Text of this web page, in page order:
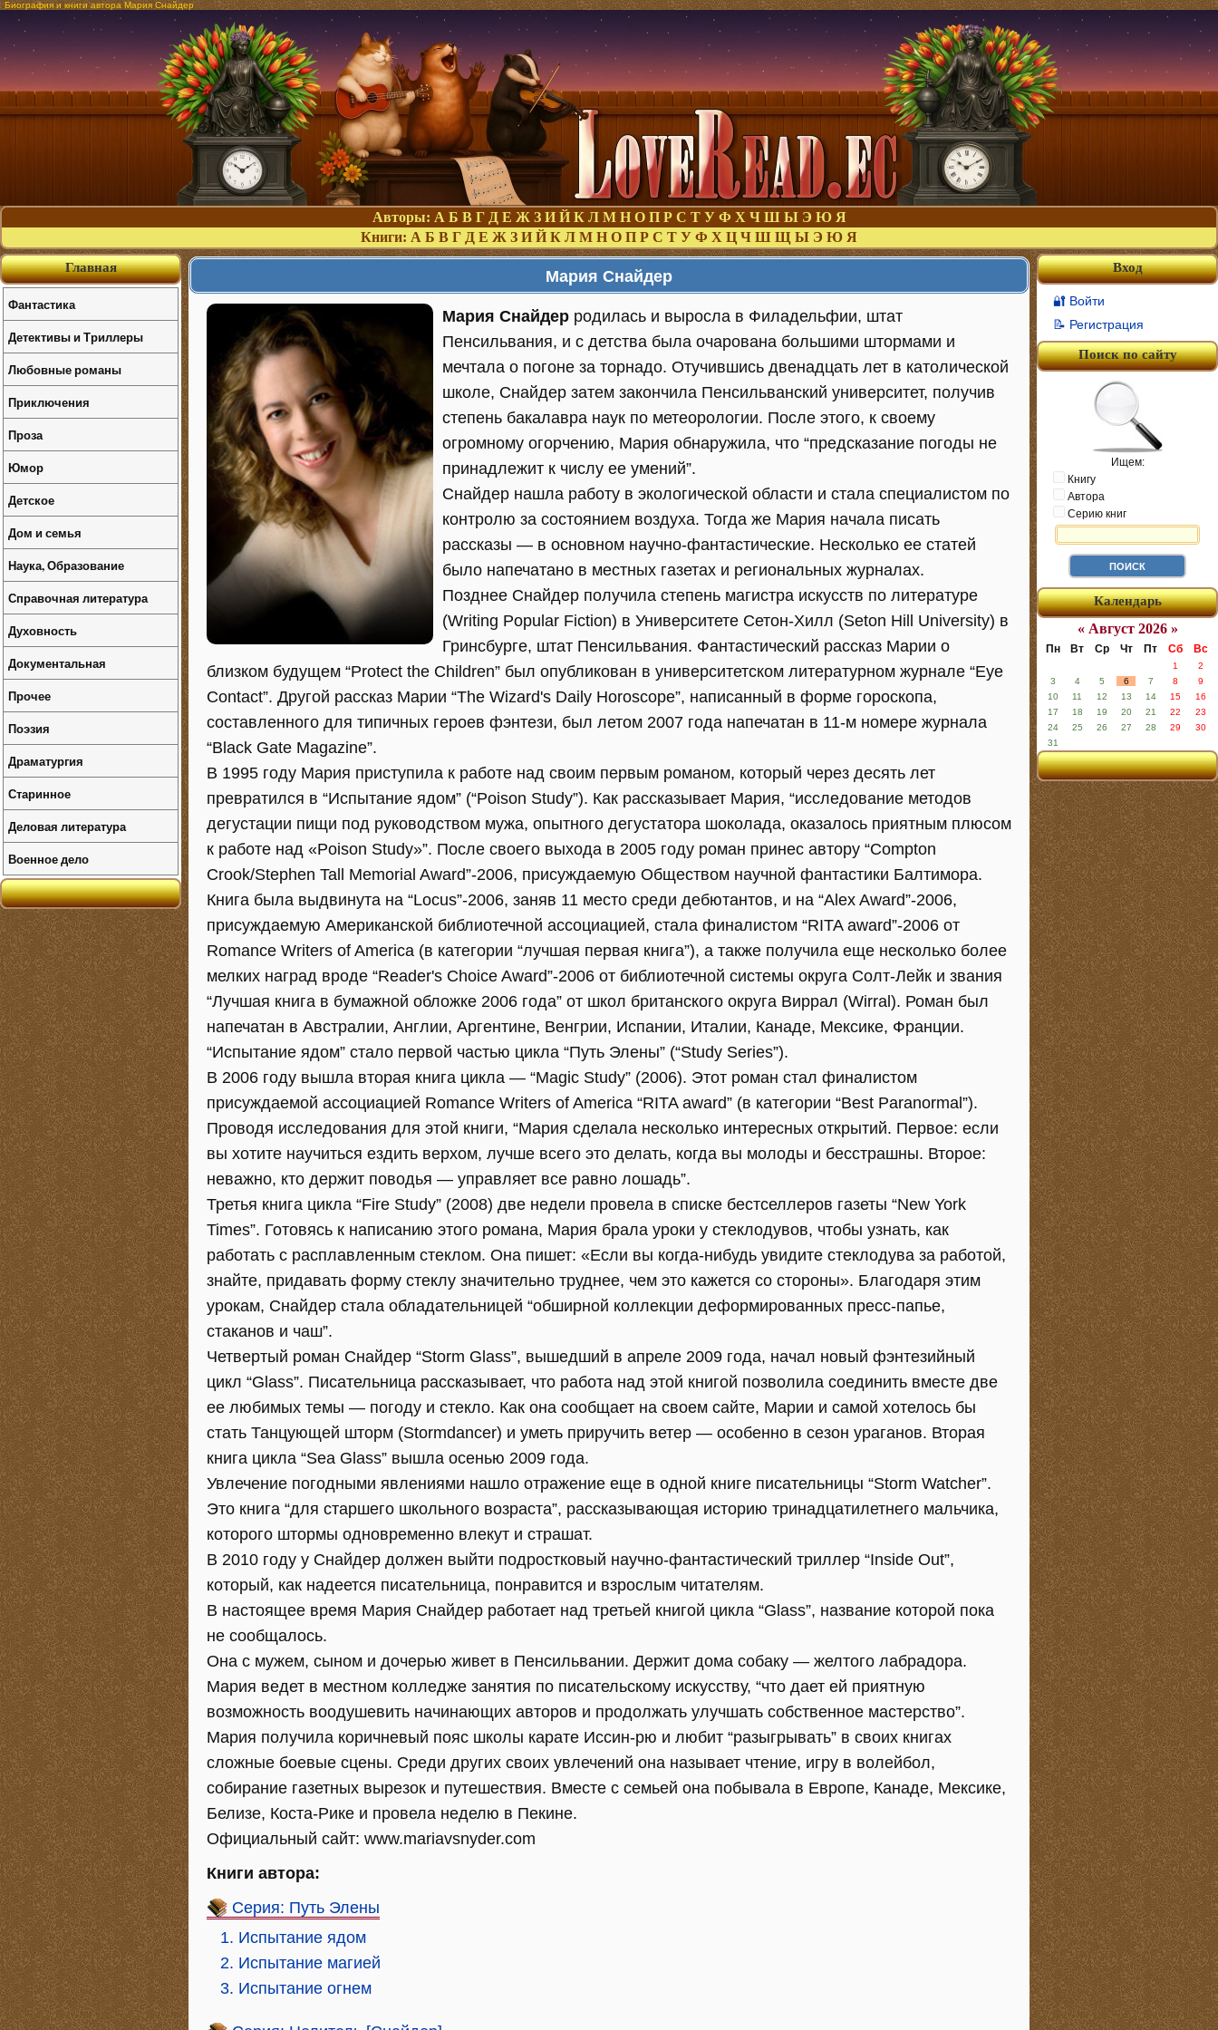
Биография и книги автора Мария Снайдер
Авторы: А Б В Г Д Е Ж З И Й К Л М Н О П Р С Т У Ф Х Ч Ш Ы Э Ю Я
Книги: А Б В Г Д Е Ж З И Й К Л М Н О П Р С Т У Ф Х Ц Ч Ш Щ Ы Э Ю Я
Мария Снайдер
Мария Снайдер родилась и выросла в Филадельфии, штат
Пенсильвания, и с детства была очарована большими штормами и
мечтала о погоне за торнадо. Отучившись двенадцать лет в католической
школе, Снайдер затем закончила Пенсильванский университет, получив
степень бакалавра наук по метеорологии. После этого, к своему
огромному огорчению, Мария обнаружила, что “предсказание погоды не
принадлежит к числу ее умений”.
Снайдер нашла работу в экологической области и стала специалистом по
контролю за состоянием воздуха. Тогда же Мария начала писать
рассказы — в основном научно-фантастические. Несколько ее статей
было напечатано в местных газетах и региональных журналах.
Позднее Снайдер получила степень магистра искусств по литературе
(Writing Popular Fiction) в Университете Сетон-Хилл (Seton Hill University) в
Гринсбурге, штат Пенсильвания. Фантастический рассказ Марии о
близком будущем “Protect the Children” был опубликован в университетском литературном журнале “Eye
Contact”. Другой рассказ Марии “The Wizard's Daily Horoscope”, написанный в форме гороскопа,
составленного для типичных героев фэнтези, был летом 2007 года напечатан в 11-м номере журнала
“Black Gate Magazine”.
В 1995 году Мария приступила к работе над своим первым романом, который через десять лет
превратился в “Испытание ядом” (“Poison Study”). Как рассказывает Мария, “исследование методов
дегустации пищи под руководством мужа, опытного дегустатора шоколада, оказалось приятным плюсом
к работе над «Poison Study»”. После своего выхода в 2005 году роман принес автору “Compton
Crook/Stephen Tall Memorial Award”-2006, присуждаемую Обществом научной фантастики Балтимора.
Книга была выдвинута на “Locus”-2006, заняв 11 место среди дебютантов, и на “Alex Award”-2006,
присуждаемую Американской библиотечной ассоциацией, стала финалистом “RITA award”-2006 от
Romance Writers of America (в категории “лучшая первая книга”), а также получила еще несколько более
мелких наград вроде “Reader's Choice Award”-2006 от библиотечной системы округа Солт-Лейк и звания
“Лучшая книга в бумажной обложке 2006 года” от школ британского округа Виррал (Wirral). Роман был
напечатан в Австралии, Англии, Аргентине, Венгрии, Испании, Италии, Канаде, Мексике, Франции.
“Испытание ядом” стало первой частью цикла “Путь Элены” (“Study Series”).
В 2006 году вышла вторая книга цикла — “Magic Study” (2006). Этот роман стал финалистом
присуждаемой ассоциацией Romance Writers of America “RITA award” (в категории “Best Paranormal”).
Проводя исследования для этой книги, “Мария сделала несколько интересных открытий. Первое: если
вы хотите научиться ездить верхом, лучше всего это делать, когда вы молоды и бесстрашны. Второе:
неважно, кто держит поводья — управляет все равно лошадь”.
Третья книга цикла “Fire Study” (2008) две недели провела в списке бестселлеров газеты “New York
Times”. Готовясь к написанию этого романа, Мария брала уроки у стеклодувов, чтобы узнать, как
работать с расплавленным стеклом. Она пишет: «Если вы когда-нибудь увидите стеклодува за работой,
знайте, придавать форму стеклу значительно труднее, чем это кажется со стороны». Благодаря этим
урокам, Снайдер стала обладательницей “обширной коллекции деформированных пресс-папье,
стаканов и чаш”.
Четвертый роман Снайдер “Storm Glass”, вышедший в апреле 2009 года, начал новый фэнтезийный
цикл “Glass”. Писательница рассказывает, что работа над этой книгой позволила соединить вместе две
ее любимых темы — погоду и стекло. Как она сообщает на своем сайте, Марии и самой хотелось бы
стать Танцующей шторм (Stormdancer) и уметь приручить ветер — особенно в сезон ураганов. Вторая
книга цикла “Sea Glass” вышла осенью 2009 года.
Увлечение погодными явлениями нашло отражение еще в одной книге писательницы “Storm Watcher”.
Это книга “для старшего школьного возраста”, рассказывающая историю тринадцатилетнего мальчика,
которого штормы одновременно влекут и страшат.
В 2010 году у Снайдер должен выйти подростковый научно-фантастический триллер “Inside Out”,
который, как надеется писательница, понравится и взрослым читателям.
В настоящее время Мария Снайдер работает над третьей книгой цикла “Glass”, название которой пока
не сообщалось.
Она с мужем, сыном и дочерью живет в Пенсильвании. Держит дома собаку — желтого лабрадора.
Мария ведет в местном колледже занятия по писательскому искусству, “что дает ей приятную
возможность воодушевить начинающих авторов и продолжать улучшать собственное мастерство”.
Мария получила коричневый пояс школы карате Иссин-рю и любит “разыгрывать” в своих книгах
сложные боевые сцены. Среди других своих увлечений она называет чтение, игру в волейбол,
собирание газетных вырезок и путешествия. Вместе с семьей она побывала в Европе, Канаде, Мексике,
Белизе, Коста-Рике и провела неделю в Пекине.
Официальный сайт: www.mariavsnyder.com
Книги автора:
Серия: Путь Элены
1. Испытание ядом
2. Испытание магией
3. Испытание огнем
Вход
🔐 Войти
📝 Регистрация
Поиск по сайту
Ищем:
Книгу
Автора
Серию книг
Календарь
« Август 2026 »
Пн Вт Ср Чт Пт Сб Вс
1
2
3
4 5 6 7 8
9
10
11 12 13 14 15
16
17
18 19 20 21 22
23
24
25 26 27 28 29
30
31
Главная
Фантастика
Детективы и Триллеры
Любовные романы
Приключения
Проза
Юмор
Детское
Дом и семья
Наука, Образование
Справочная литература
Духовность
Документальная
Прочее
Поэзия
Драматургия
Старинное
Деловая литература
Военное дело